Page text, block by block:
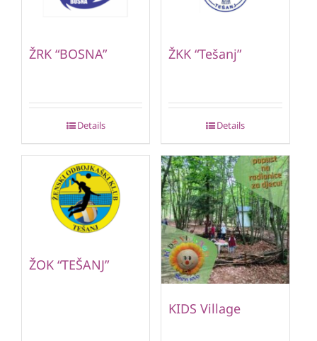
ŽRK “BOSNA”
Details
ŽKK “Tešanj”
Details
ŽOK “TEŠANJ”
KIDS Village